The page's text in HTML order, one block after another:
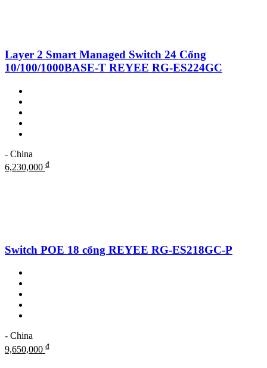
Layer 2 Smart Managed Switch 24 Cổng
10/100/1000BASE-T REYEE RG-ES224GC
- China
6,230,000 ₫
Switch POE 18 cổng REYEE RG-ES218GC-P
- China
9,650,000 ₫